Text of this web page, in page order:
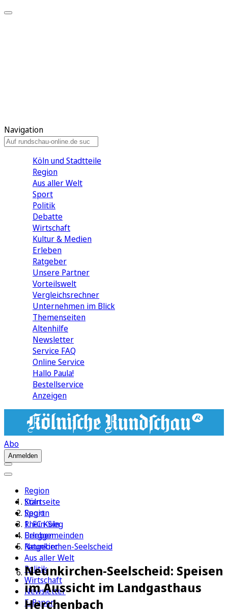
Navigation
Köln und Stadtteile
Region
Aus aller Welt
Sport
Politik
Debatte
Wirtschaft
Kultur & Medien
Erleben
Ratgeber
Unsere Partner
Vorteilswelt
Vergleichsrechner
Unternehmen im Blick
Themenseiten
Altenhilfe
Newsletter
Service FAQ
Online Service
Hallo Paula!
Bestellservice
Anzeigen
Abo
Anmelden
Region
Köln
Sport
1. FC Köln
Erleben
Ratgeber
Aus aller Welt
Politik
Wirtschaft
Newsletter
E-Paper
Startseite
Region
Rhein-Sieg
Berggemeinden
Neunkirchen-Seelscheid
Neunkirchen-Seelscheid: Speisen
im Aussicht im Landgasthaus
Herchenbach